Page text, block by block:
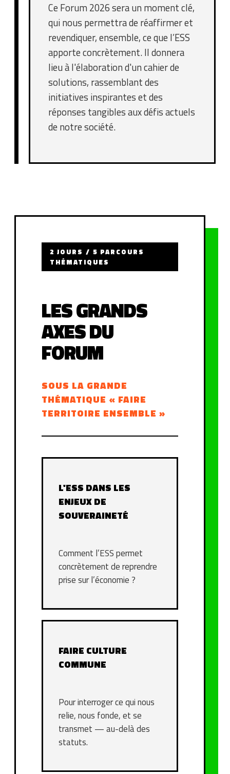
Ce Forum 2026 sera un moment clé,
qui nous permettra de réaffirmer et
revendiquer, ensemble, ce que l’ESS
apporte concrètement. Il donnera
lieu à l'élaboration d'un cahier de
solutions, rassemblant des
initiatives inspirantes et des
réponses tangibles aux défis actuels
de notre société.
2 JOURS / 5 PARCOURS
THÉMATIQUES
LES GRANDS
AXES DU
FORUM
SOUS LA GRANDE
THÉMATIQUE « FAIRE
TERRITOIRE ENSEMBLE »
L'ESS DANS LES
ENJEUX DE
SOUVERAINETÉ
Comment l’ESS permet
concrètement de reprendre
prise sur l’économie ?
FAIRE CULTURE
COMMUNE
Pour interroger ce qui nous
relie, nous fonde, et se
transmet — au-delà des
statuts.